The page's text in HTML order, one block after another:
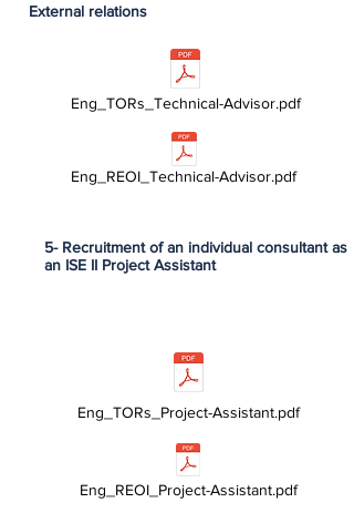
External relations
Eng_TORs_Technical-Advisor.pdf
Eng_REOI_Technical-Advisor.pdf
5- Recruitment of an individual consultant as
an ISE II Project Assistant
Eng_TORs_Project-Assistant.pdf
Eng_REOI_Project-Assistant.pdf